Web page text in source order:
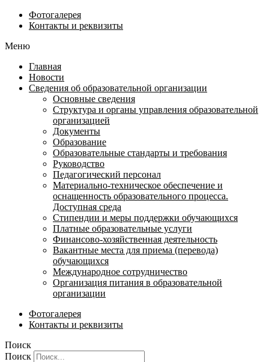
Фотогалерея
Контакты и реквизиты
Меню
Главная
Новости
Сведения об образовательной организации
Основные сведения
Структура и органы управления образовательной
организацией
Документы
Образование
Образовательные стандарты и требования
Руководство
Педагогический персонал
Материально-техническое обеспечение и
оснащенность образовательного процесса.
Доступная среда
Стипендии и меры поддержки обучающихся
Платные образовательные услуги
Финансово-хозяйственная деятельность
Вакантные места для приема (перевода)
обучающихся
Международное сотрудничество
Организация питания в образовательной
организации
Фотогалерея
Контакты и реквизиты
Поиск
Поиск